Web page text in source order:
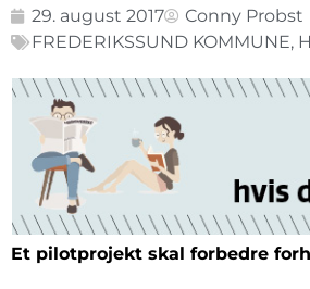
29. august 2017
Conny Probst
FREDERIKSSUND KOMMUNE,
Et pilotprojekt skal forbedre